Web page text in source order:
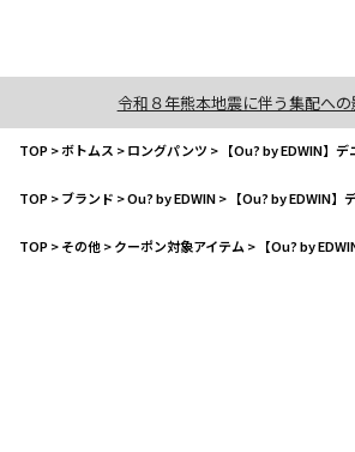
令和８年熊本地震に伴う集配へ
TOP>ボトムス >ロングパンツ > 【Ou? by EDWIN】
TOP>ブランド >Ou? by EDWIN> 【Ou? by EDWIN】
TOP>その他>クーポン対象アイテム > 【Ou? by